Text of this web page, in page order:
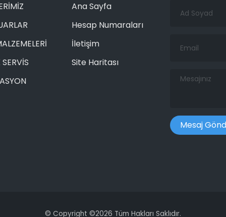
Ana Sayfa
Hesap Numaraları
İletişim
Site Haritası
Soyad
Mesajınız
© Copyright ©2026 Tüm Hakları Saklıdır.